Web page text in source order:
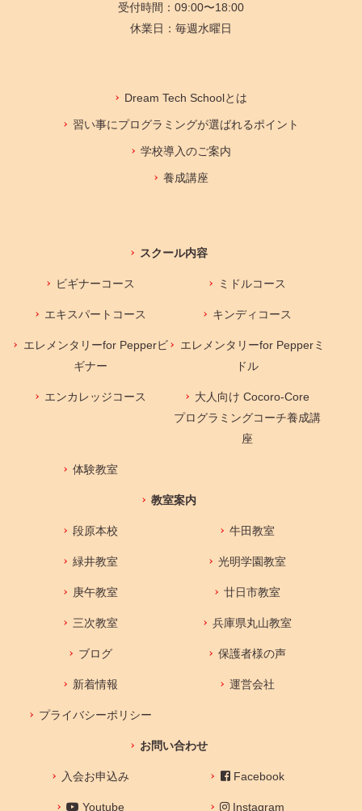
受付時間：09:00〜18:00
休業日：毎週水曜日
Dream Tech Schoolとは
習い事にプログラミングが選ばれるポイント
学校導入のご案内
養成講座
スクール内容
ビギナーコース ミドルコース
エキスパートコース キンディコース
エレメンタリーfor Pepperビ
ギナー
エレメンタリーfor Pepperミ
ドル
エンカレッジコース
大人向け Cocoro-Core
プログラミングコーチ養成講
座
体験教室
教室案内
段原本校 牛田教室
緑井教室 光明学園教室
庚午教室 廿日市教室
三次教室 兵庫県丸山教室
ブログ 保護者様の声
新着情報 運営会社
プライバシーポリシー
お問い合わせ
入会お申込み Facebook
Youtube Instagram